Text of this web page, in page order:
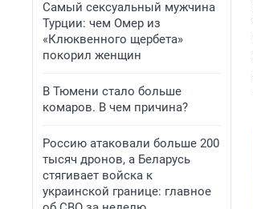
Самый сексуальный мужчина
Турции: чем Омер из
«Клюквенного щербета»
покорил женщин
В Тюмени стало больше
комаров. В чем причина?
Россию атаковали больше 200
тысяч дронов, а Беларусь
стягивает войска к
украинской границе: главное